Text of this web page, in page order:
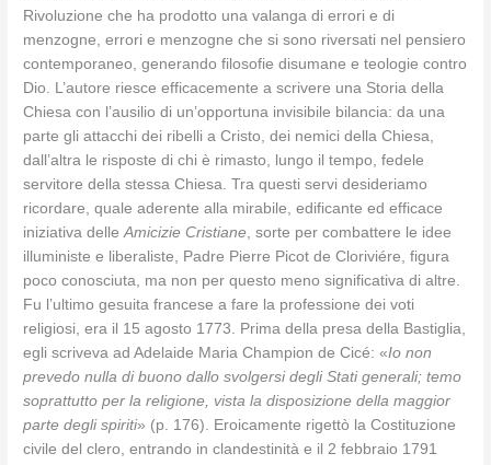
Rivoluzione che ha prodotto una valanga di errori e di
menzogne, errori e menzogne che si sono riversati nel pensiero
contemporaneo, generando filosofie disumane e teologie contro
Dio. L’autore riesce efficacemente a scrivere una Storia della
Chiesa con l’ausilio di un’opportuna invisibile bilancia: da una
parte gli attacchi dei ribelli a Cristo, dei nemici della Chiesa,
dall’altra le risposte di chi è rimasto, lungo il tempo, fedele
servitore della stessa Chiesa. Tra questi servi desideriamo
ricordare, quale aderente alla mirabile, edificante ed efficace
iniziativa delleAmicizie Cristiane , sorte per combattere le idee
illuministe e liberaliste, Padre Pierre Picot de Cloriviére, figura
poco conosciuta, ma non per questo meno significativa di altre.
Fu l’ultimo gesuita francese a fare la professione dei voti
religiosi, era il 15 agosto 1773. Prima della presa della Bastiglia,
egli scriveva ad Adelaide Maria Champion de Cicé: «Io non
prevedo nulla di buono dallo svolgersi degli Stati generali; temo
soprattutto per la religione, vista la disposizione della maggior
parte degli spiriti» (p. 176). Eroicamente rigettò la Costituzione
civile del clero, entrando in clandestinità e il 2 febbraio 1791